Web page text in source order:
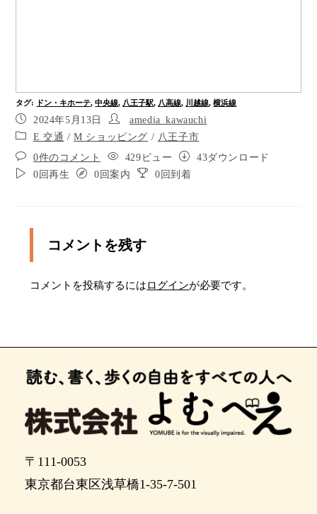
ポイント5
ポイント6
少し開けた場所に出ると、エスカレーターが正面
ターです
すぐ進みますが、10メートルほど点字ブロックは
途切れます。
正面の横断歩道を渡り、30メートルほどまっすぐ
進むと、富士見通りに出ます
ポイント13
富士見通りに出ました。分岐を少し左に進み、右
ドンキホーテ八王子駅前店です。正面少し左手に
タグ: ドン・キホーテ, 中央線, 八王子駅, 八高線, 川越線, 横浜線
2024年5月13日
amedia_kawauchi
E 交通 /M ショッピング / 八王子市
0件のコメント
429ビュー
43ダウンロード
0回再生
0回案内 0回到着
コメントを残す
コメントを投稿するにはログインが必要です。
〒111-0053
東京都台東区浅草橋1-35-7-501